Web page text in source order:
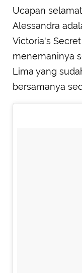
Ucapan
Alessandra
Victoria's
menemaninya
Lima yang
bersamanya